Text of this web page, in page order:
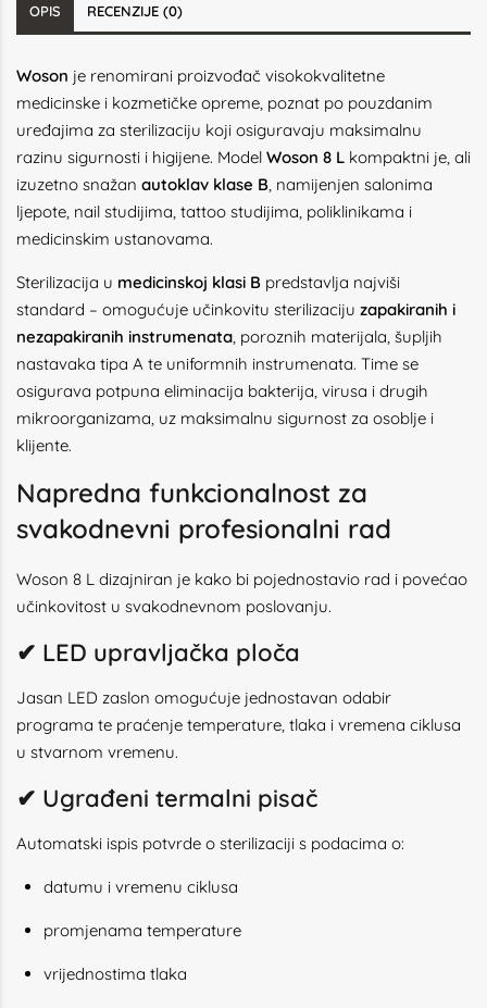
OPIS RECENZIJE (0)
Woson je renomirani proizvođač visokokvalitetne
medicinske i kozmetičke opreme, poznat po pouzdanim
uređajima za sterilizaciju koji osiguravaju maksimalnu
razinu sigurnosti i higijene. Model Woson 8 L kompaktni je, ali
izuzetno snažan autoklav klase B, namijenjen salonima
ljepote, nail studijima, tattoo studijima, poliklinikama i
medicinskim ustanovama.
Sterilizacija u medicinskoj klasi B predstavlja najviši
standard – omogućuje učinkovitu sterilizaciju zapakiranih i
nezapakiranih instrumenata, poroznih materijala, šupljih
nastavaka tipa A te uniformnih instrumenata. Time se
osigurava potpuna eliminacija bakterija, virusa i drugih
mikroorganizama, uz maksimalnu sigurnost za osoblje i
klijente.
Napredna funkcionalnost za
svakodnevni profesionalni rad
Woson 8 L dizajniran je kako bi pojednostavio rad i povećao
učinkovitost u svakodnevnom poslovanju.
✔ LED upravljačka ploča
Jasan LED zaslon omogućuje jednostavan odabir
programa te praćenje temperature, tlaka i vremena ciklusa
u stvarnom vremenu.
✔ Ugrađeni termalni pisač
Automatski ispis potvrde o sterilizaciji s podacima o:
datumu i vremenu ciklusa
promjenama temperature
vrijednostima tlaka